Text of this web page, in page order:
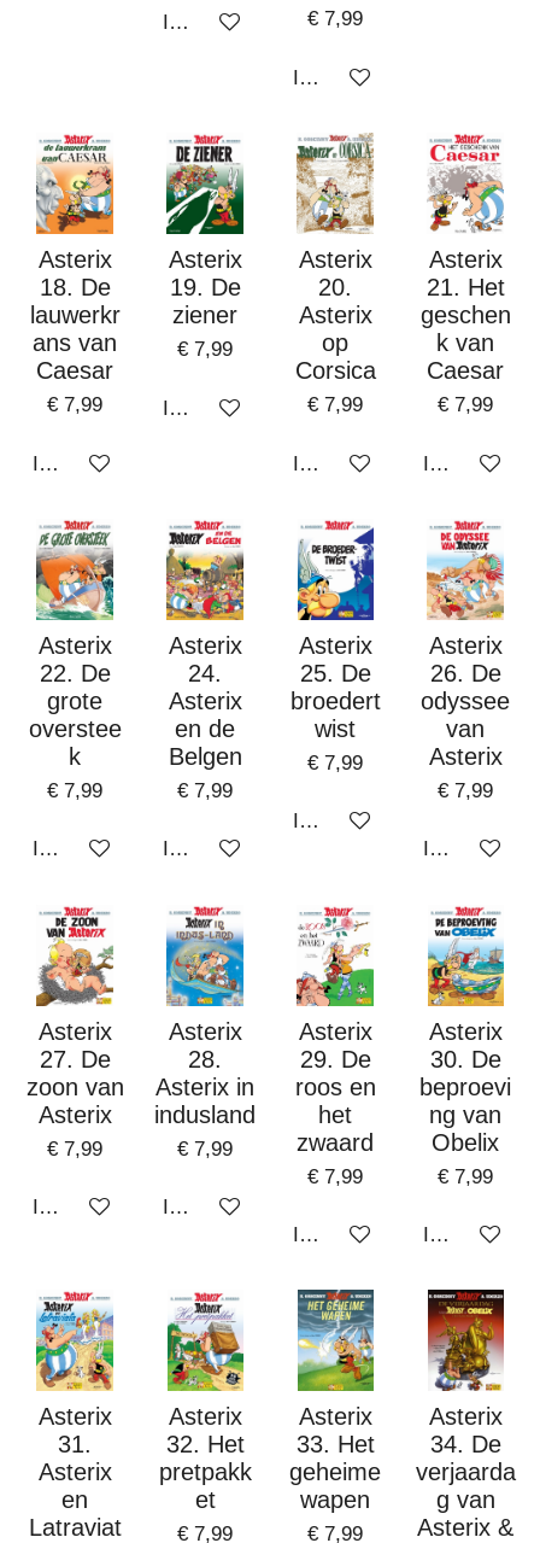
In winkelwagen € 7,99
In winkelwagen
Asterix
18. De
lauwerkr
ans van
Caesar
€ 7,99
In winkelwagen
Asterix
19. De
ziener
€ 7,99
In winkelwagen
Asterix
20.
Asterix
op
Corsica
€ 7,99
In winkelwagen
Asterix
21. Het
geschen
k van
Caesar
€ 7,99
In
Asterix
22. De
grote
overstee
k
€ 7,99
In winkelwagen
Asterix
24.
Asterix
en de
Belgen
€ 7,99
In winkelwagen
Asterix
25. De
broedert
wist
€ 7,99
In winkelwagen
Asterix
26. De
odyssee
van
Asterix
€ 7,99
In
Asterix
27. De
zoon van
Asterix
€ 7,99
In winkelwagen
Asterix
28.
Asterix in
indusland
€ 7,99
In winkelwagen
Asterix
29. De
roos en
het
zwaard
€ 7,99
In winkelwagen
Asterix
30. De
beproevi
ng van
Obelix
€ 7,99
In
Asterix
31.
Asterix
en
Latraviat
Asterix
32. Het
pretpakk
et
€ 7,99
Asterix
33. Het
geheime
wapen
€ 7,99
Asterix
34. De
verjaarda
g van
Asterix &